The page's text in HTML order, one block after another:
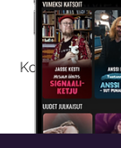
Kokeilemalla